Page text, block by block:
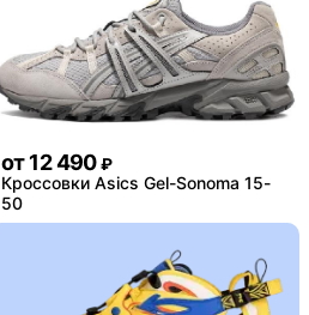
от 12 490 ₽
Кроссовки Asics Gel-Sonoma 15-
50